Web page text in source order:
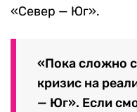
«Север — Юг».
«Пока сложно
кризис на
— Юг». Если